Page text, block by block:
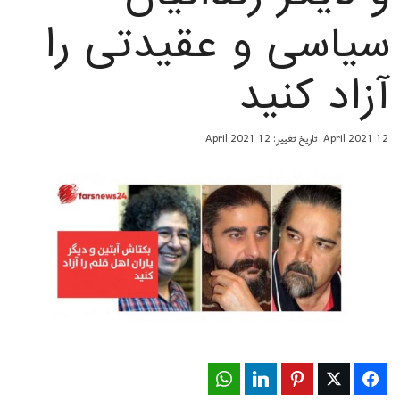
سیاسی و عقیدتی را
آزاد کنید
12 April 2021 تاریخ تغییر: 12 April 2021
Facebook
Twitter
Pinterest
LinkedIn